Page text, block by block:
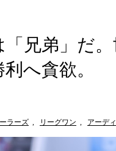
兄弟」だ
へ貪欲。
ラーズ , リーグワン , アーデ